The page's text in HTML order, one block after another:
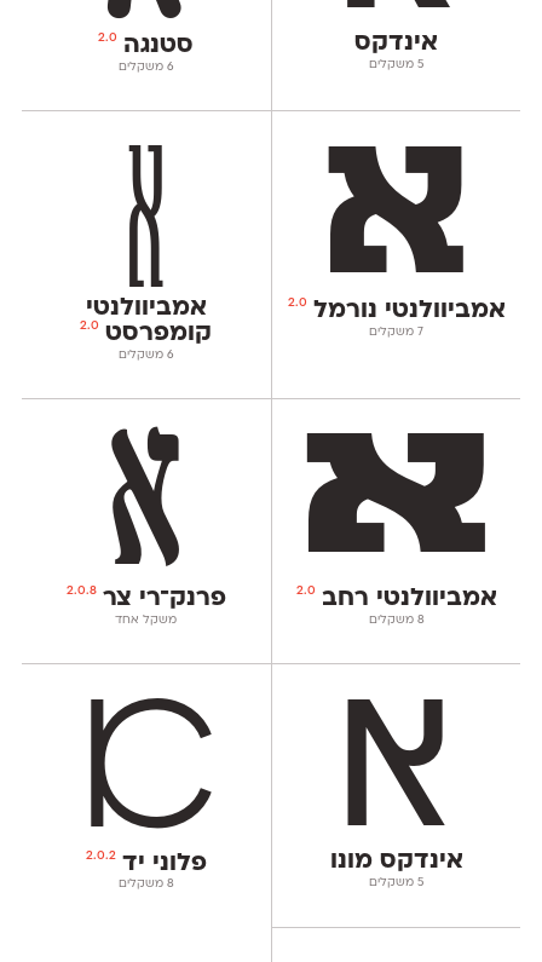
אינדקס
‫5 משקלים
סטנגה 2.0
‫6 משקלים
אמביוולנטי נורמל 2.0
‫7 משקלים
אמביוולנטי
קומפרסט
2.0
‫6 משקלים
אמביוולנטי רחב 2.0
‫8 משקלים
פרנק־רי צר2.0.8
משקל אחד
אינדקס מונו
‫5 משקלים
פלוני יד2.0.2
‫8 משקלים